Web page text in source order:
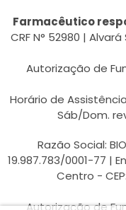
Farmacêutico
CRF N° 52980 |
Autorização de
Horário de
Sáb/Dom.
Razão Social:
19.987.783/0001-77 |
Centro -
Autorização de